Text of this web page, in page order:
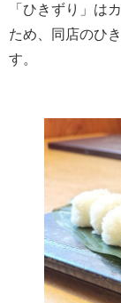
「ひきずり」は
ため、同店のひ
す。